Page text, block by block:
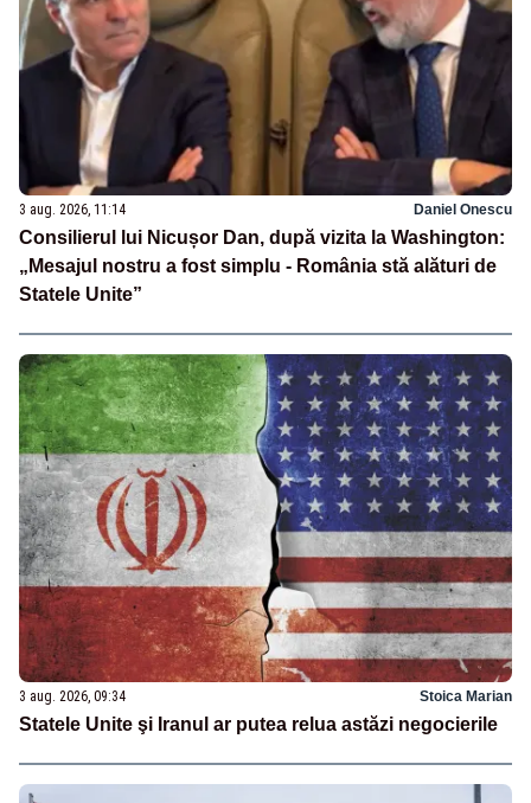
3 aug. 2026, 11:14 Daniel Onescu
Consilierul lui Nicușor Dan, după vizita la Washington:
„Mesajul nostru a fost simplu - România stă alături de
Statele Unite”
3 aug. 2026, 09:34 Stoica Marian
Statele Unite şi Iranul ar putea relua astăzi negocierile